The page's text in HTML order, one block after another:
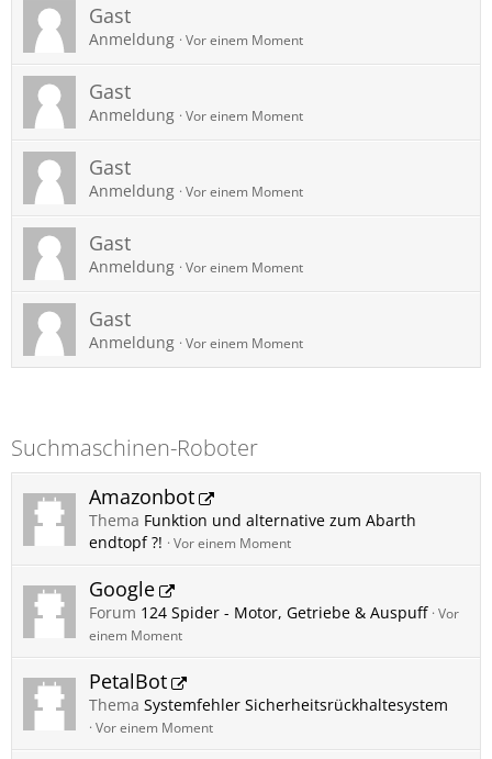
Gast
Anmeldung Vor einem Moment
Gast
Anmeldung Vor einem Moment
Gast
Anmeldung Vor einem Moment
Gast
Anmeldung Vor einem Moment
Gast
Anmeldung Vor einem Moment
Suchmaschinen-Roboter
Amazonbot
Thema Funktion und alternative zum Abarth
endtopf ?!
Vor einem Moment
Google
Forum 124 Spider - Motor, Getriebe & Auspuff Vor
einem Moment
PetalBot
Thema Systemfehler Sicherheitsrückhaltesystem
Vor einem Moment